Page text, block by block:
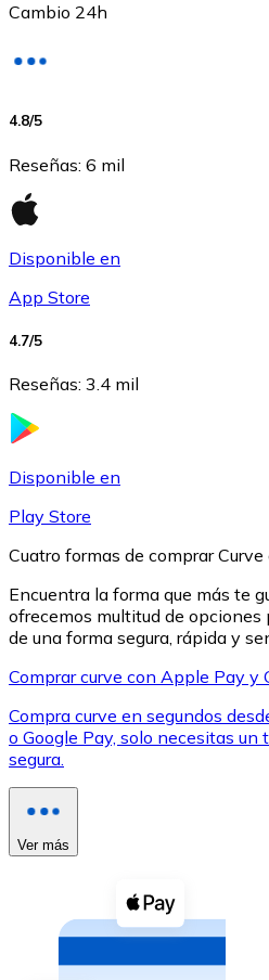
XRP
XRP
Ver todo
Compra criptomonedas
Comprar con efectivo
Cambio 24h
4.8/5
Reseñas: 6 mil
Disponible en
App Store
4.7/5
Reseñas: 3.4 mil
Disponible en
Play Store
Cuatro formas de comprar
Encuentra la forma que más te
ofrecemos multitud de opciones
de una forma segura, rápida y
Comprar curve con Apple Pay y
Compra curve en segundos
o Google Pay, solo necesitas un
segura.
Ver más